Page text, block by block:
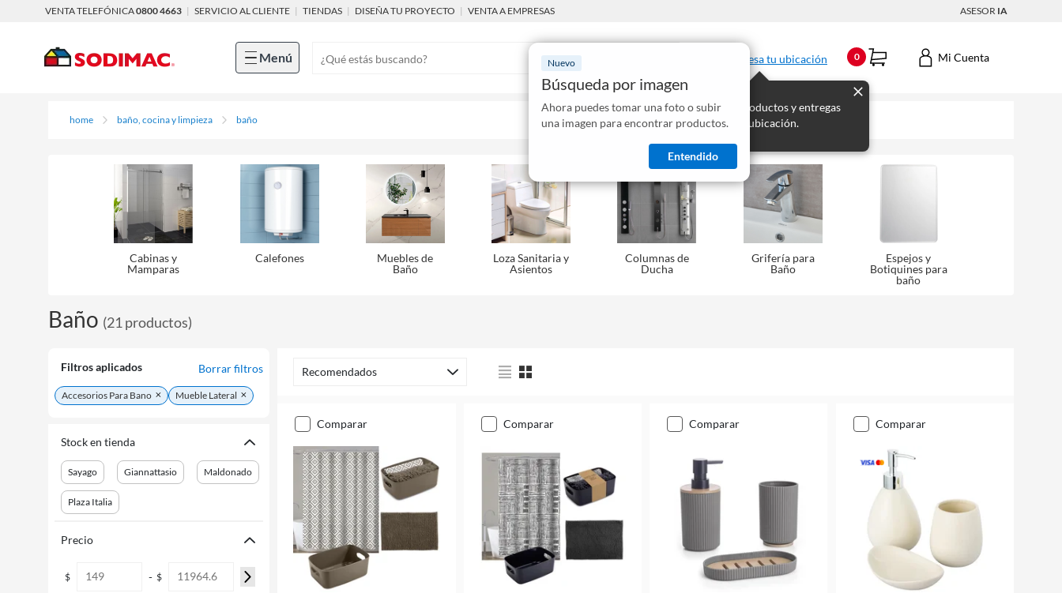
VENTA TELEFÓNICA0800 4663 | SERVICIO AL CLIENTE | TIENDAS | DISEÑA TU PROYECTO | VENTA A EMPRESAS ASESOR IA
Menú Nuevo
Búsqueda por imagen
Ahora puedes tomar una foto o subir
una imagen para encontrar productos.
Entendido
Ingresa tu ubicación
Mostraremos los productos y entregas
disponibles para tu ubicación.
0 Mi Cuenta
home baño, cocina y limpieza baño
Cabinas y
Mamparas
Calefones
Muebles de
Baño
Loza Sanitaria y
Asientos
Columnas de
Ducha
Grifería para
Baño
Espejos y
Botiquines para
baño
Baño (21 productos)
Filtros aplicados Borrar filtros
Accesorios Para Bano Mueble Lateral
Stock en tienda
Sayago Giannattasio Maldonado
Plaza Italia
Precio
$ - $
Recomendados
comparar comparar comparar comparar